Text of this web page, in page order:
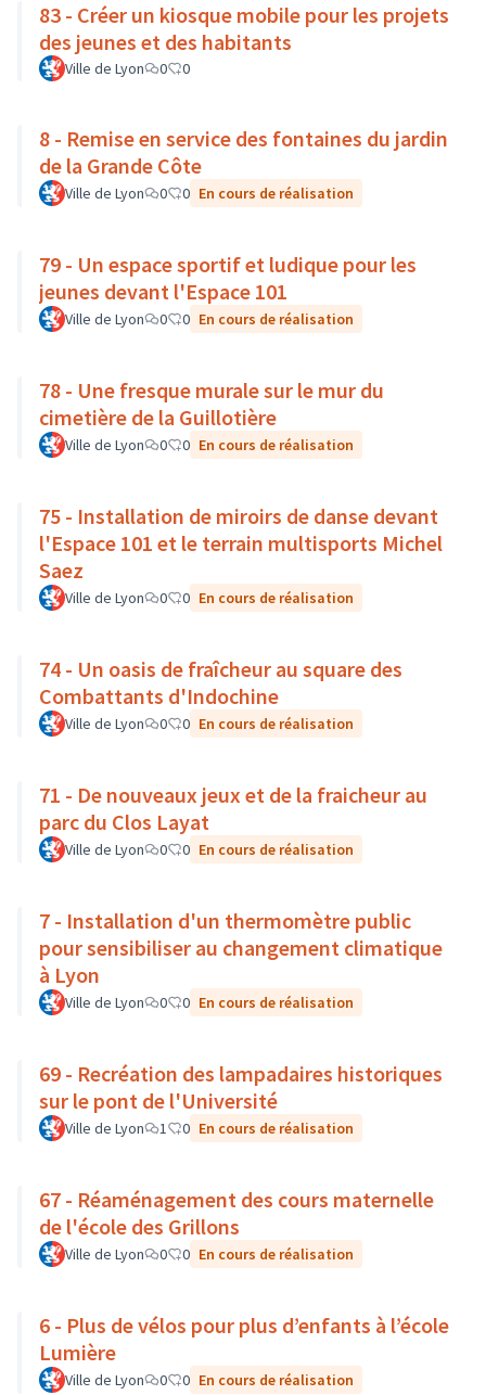
83 - Créer un kiosque mobile pour les projets
des jeunes et des habitants
Ville de Lyon 0 0
8 - Remise en service des fontaines du jardin
de la Grande Côte
Ville de Lyon 0 0 En cours de réalisation
79 - Un espace sportif et ludique pour les
jeunes devant l'Espace 101
Ville de Lyon 0 0 En cours de réalisation
78 - Une fresque murale sur le mur du
cimetière de la Guillotière
Ville de Lyon 0 0 En cours de réalisation
75 - Installation de miroirs de danse devant
l'Espace 101 et le terrain multisports Michel
Saez
Ville de Lyon 0 0 En cours de réalisation
74 - Un oasis de fraîcheur au square des
Combattants d'Indochine
Ville de Lyon 0 0 En cours de réalisation
71 - De nouveaux jeux et de la fraicheur au
parc du Clos Layat
Ville de Lyon 0 0 En cours de réalisation
7 - Installation d'un thermomètre public
pour sensibiliser au changement climatique
à Lyon
Ville de Lyon 0 0 En cours de réalisation
69 - Recréation des lampadaires historiques
sur le pont de l'Université
Ville de Lyon 1 0 En cours de réalisation
67 - Réaménagement des cours maternelle
de l'école des Grillons
Ville de Lyon 0 0 En cours de réalisation
6 - Plus de vélos pour plus d’enfants à l’école
Lumière
Ville de Lyon 0 0 En cours de réalisation